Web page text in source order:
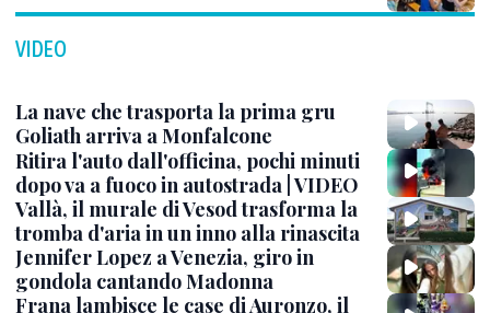
VIDEO
La nave che trasporta la prima gru
Goliath arriva a Monfalcone
Ritira l'auto dall'officina, pochi minuti
dopo va a fuoco in autostrada | VIDEO
Vallà, il murale di Vesod trasforma la
tromba d'aria in un inno alla rinascita
Jennifer Lopez a Venezia, giro in
gondola cantando Madonna
Frana lambisce le case di Auronzo, il